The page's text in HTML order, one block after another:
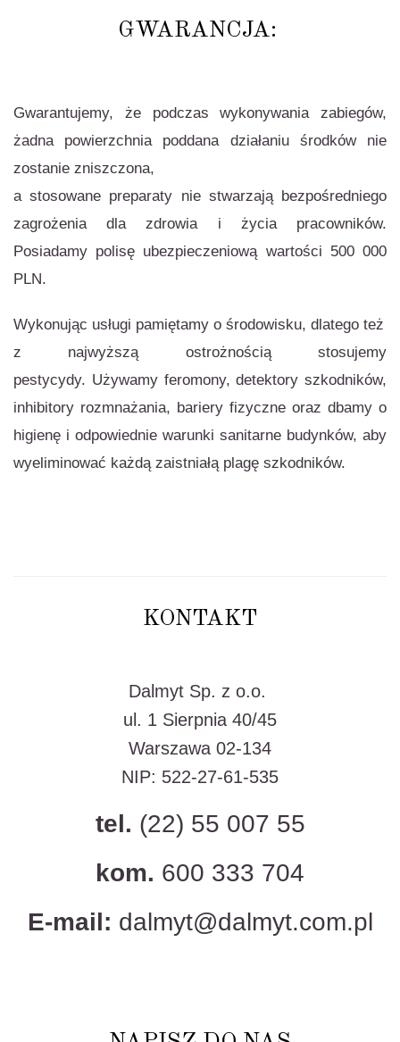
GWARANCJA:
Gwarantujemy, że podczas wykonywania zabiegów,
żadna powierzchnia poddana działaniu środków nie
zostanie zniszczona,
a stosowane preparaty nie stwarzają bezpośredniego
zagrożenia dla zdrowia i życia pracowników.
Posiadamy polisę ubezpieczeniową wartości 500 000
PLN.
Wykonując usługi pamiętamy o środowisku, dlatego też
z najwyższą ostrożnością stosujemy
pestycydy. Używamy feromony, detektory szkodników,
inhibitory rozmnażania, bariery fizyczne oraz dbamy o
higienę i odpowiednie warunki sanitarne budynków, aby
wyeliminować każdą zaistniałą plagę szkodników.
KONTAKT
Dalmyt Sp. z o.o.
ul. 1 Sierpnia 40/45
Warszawa 02-134
NIP: 522-27-61-535
tel. (22) 55 007 55
kom. 600 333 704
E-mail: dalmyt@dalmyt.com.pl